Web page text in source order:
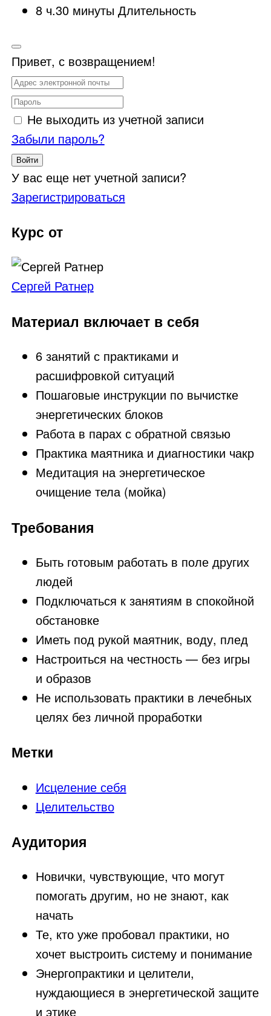
8ч.30минуты Длительность
Привет, с возвращением!
Не выходить из учетной записи
Забыли пароль?
Войти
У вас еще нет учетной записи?
Зарегистрироваться
Курс от
Сергей Ратнер
Материал включает в себя
6 занятий с практиками и
расшифровкой ситуаций
Пошаговые инструкции по вычиcтке
энергетических блоков
Работа в парах с обратной связью
Практика маятника и диагностики чакр
Медитация на энергетическое
очищение тела (мойка)
Требования
Быть готовым работать в поле других
людей
Подключаться к занятиям в спокойной
обстановке
Иметь под рукой маятник, воду, плед
Настроиться на честность — без игры
и образов
Не использовать практики в лечебных
целях без личной проработки
Метки
Исцеление себя
Целительство
Аудитория
Новички, чувствующие, что могут
помогать другим, но не знают, как
начать
Те, кто уже пробовал практики, но
хочет выстроить систему и понимание
Энергопрактики и целители,
нуждающиеся в энергетической защите
и этике